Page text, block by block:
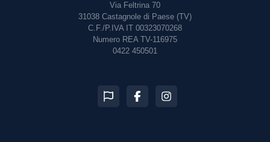
Via Feltrina 70
31038 Castagnole di Paese (TV)
C.F./P.IVA IT 00323070268
Numero REA TV-116975
0422 450501